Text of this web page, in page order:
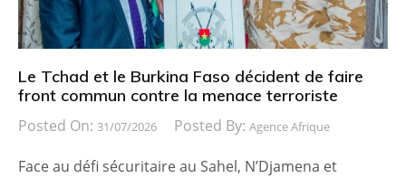
Le Tchad et le Burkina Faso décident de faire
front commun contre la menace terroriste
Posted On: 31/07/2026 Posted By: Agence Afrique
Face au défi sécuritaire au Sahel, N’Djamena et